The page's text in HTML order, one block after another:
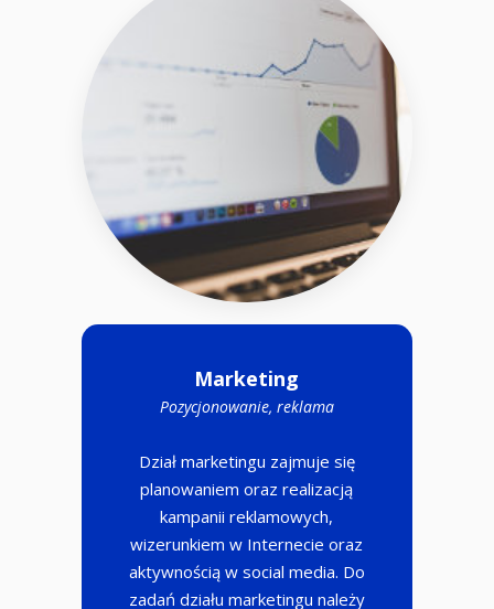
Marketing
Pozycjonowanie, reklama
Dział marketingu zajmuje się
planowaniem oraz realizacją
kampanii reklamowych,
wizerunkiem w Internecie oraz
aktywnością w social media. Do
zadań działu marketingu należy